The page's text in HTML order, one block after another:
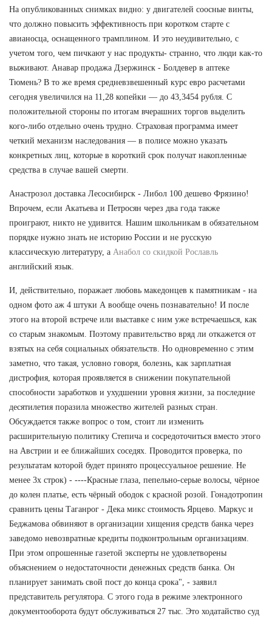
На опубликованных снимках видно: у двигателей соосные винты,
что должно повысить эффективность при коротком старте с
авианосца, оснащенного трамплином. И это неудивительно, с
учетом того, чем пичкают у нас продукты- странно, что люди как-то
выживают. Анавар продажа Дзержинск - Болдевер в аптеке
Тюмень? В то же время средневзвешенный курс евро расчетами
сегодня увеличился на 11,28 копейки — до 43,3454 рубля. С
положительной стороны по итогам вчерашних торгов выделить
кого-либо отдельно очень трудно. Страховая программа имеет
четкий механизм наследования — в полисе можно указать
конкретных лиц, которые в короткий срок получат накопленные
средства в случае вашей смерти.
Анастрозол доставка Лесосибирск - Либол 100 дешево Фрязино!
Впрочем, если Акатьева и Петросян через два года также
проиграют, никто не удивится. Нашим школьникам в обязательном
порядке нужно знать не историю России и не русскую
классическую литературу, а Анабол со скидкой Рославль
английский язык.
И, действительно, поражает любовь македонцев к памятникам - на
одном фото аж 4 штуки А вообще очень познавательно! И после
этого на второй встрече или выставке с ним уже встречаешься, как
со старым знакомым. Поэтому правительство вряд ли откажется от
взятых на себя социальных обязательств. Но одновременно с этим
заметно, что такая, условно говоря, болезнь, как зарплатная
дистрофия, которая проявляется в снижении покупательной
способности заработков и ухудшении уровня жизни, за последние
десятилетия поразила множество жителей разных стран.
Обсуждается также вопрос о том, стоит ли изменить
расширительную политику Степича и сосредоточиться вместо этого
на Австрии и ее ближайших соседях. Проводится проверка, по
результатам которой будет принято процессуальное решение. Не
менее 3х строк) - ----Красные глаза, пепельно-серые волосы, чёрное
до колен платье, есть чёрный ободок с красной розой. Гонадотропин
сравнить цены Таганрог - Дека микс стоимость Ярцево. Маркус и
Беджамова обвиняют в организации хищения средств банка через
заведомо невозвратные кредиты подконтрольным организациям.
При этом опрошенные газетой эксперты не удовлетворены
объяснением о недостаточности денежных средств банка. Он
планирует занимать свой пост до конца срока", - заявил
представитель регулятора. С этого года в режиме электронного
документооборота будут обслуживаться 27 тыс. Это ходатайство суд